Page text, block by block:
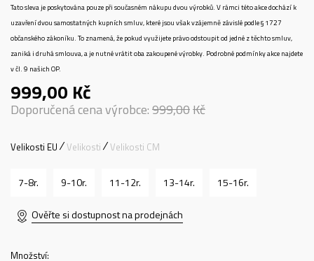
Tato sleva je poskytována pouze při současném nákupu dvou výrobků. V rámci této akce dochází k
uzavření dvou samostatných kupních smluv, které jsou však vzájemně závislé podle § 1727
občanského zákoníku. To znamená, že pokud využijete právo odstoupit od jedné z těchto smluv,
zaniká i druhá smlouva, a je nutné vrátit oba zakoupené výrobky. Podrobné podmínky akce najdete
v čl. 9 našich OP.
999,00 Kč
Doporučená cena výrobce:999,00Kč
Velikosti EU Velikosti Velikosti CM
7-8r. 9-10r. 11-12r. 13-14r. 15-16r.
Ověřte si dostupnost na prodejnách
Množství: